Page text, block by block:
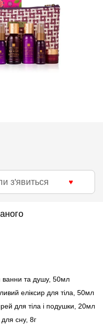
з'явиться
та душу, 50мл
еліксир для тіла, 50мл
для тіла і подушки, 20мл
сну, 8г